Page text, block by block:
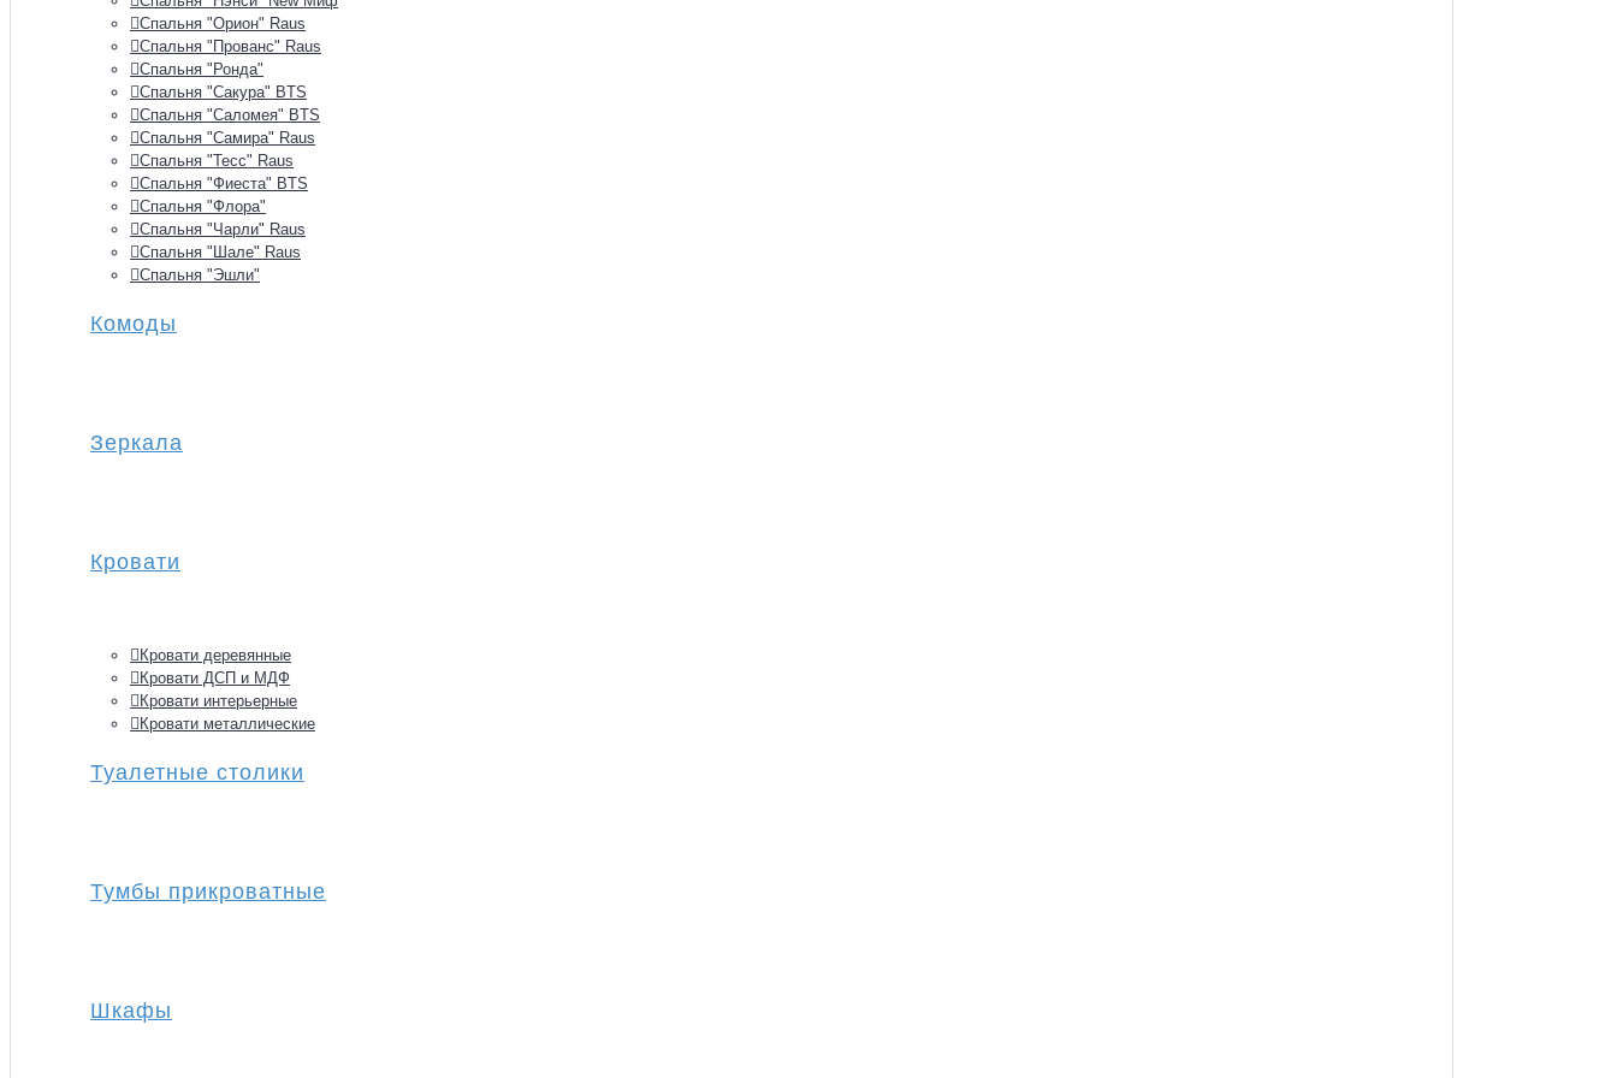
Спальня "Орион" Raus
Спальня "Прованс" Raus
Спальня "Ронда"
Спальня "Сакура" BTS
Спальня "Саломея" BTS
Спальня "Самира" Raus
Спальня "Тесс" Raus
Спальня "Фиеста" BTS
Спальня "Флора"
Спальня "Чарли" Raus
Спальня "Шале" Raus
Спальня "Эшли"
Комоды
Зеркала
Кровати
Кровати деревянные
Кровати ДСП и МДФ
Кровати интерьерные
Кровати металлические
Туалетные столики
Тумбы прикроватные
Шкафы